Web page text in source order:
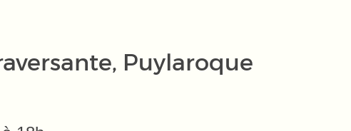
Puylaroque